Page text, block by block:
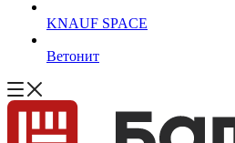
KNAUF SPACE
Ветонит